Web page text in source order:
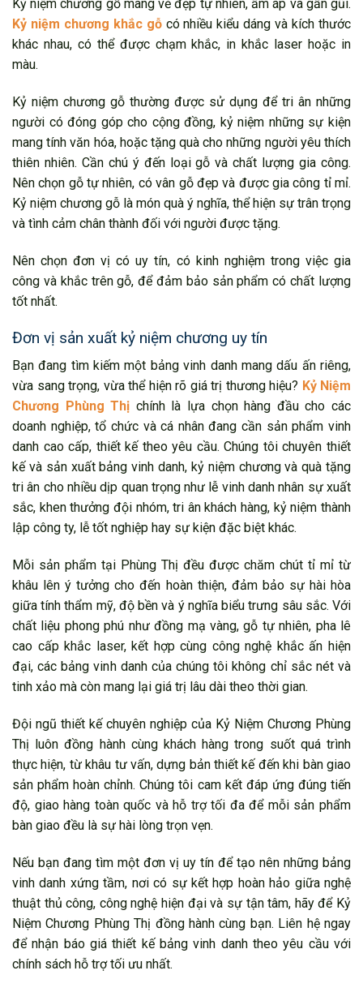
Kỷ niệm chương gỗ mang vẻ đẹp tự nhiên, ấm áp và gần gũi.
Kỷ niệm chương khắc gỗcó nhiều kiểu dáng và kích thước
khác nhau, có thể được chạm khắc, in khắc laser hoặc in
màu.
Kỷ niệm chương gỗ thường được sử dụng để tri ân những
người có đóng góp cho cộng đồng, kỷ niệm những sự kiện
mang tính văn hóa, hoặc tặng quà cho những người yêu thích
thiên nhiên. Cần chú ý đến loại gỗ và chất lượng gia công.
Nên chọn gỗ tự nhiên, có vân gỗ đẹp và được gia công tỉ mỉ.
Kỷ niệm chương gỗ là món quà ý nghĩa, thể hiện sự trân trọng
và tình cảm chân thành đối với người được tặng.
Nên chọn đơn vị có uy tín, có kinh nghiệm trong việc gia
công và khắc trên gỗ, để đảm bảo sản phẩm có chất lượng
tốt nhất.
Đơn vị sản xuất kỷ niệm chương uy tín
Bạn đang tìm kiếm một bảng vinh danh mang dấu ấn riêng,
vừa sang trọng, vừa thể hiện rõ giá trị thương hiệu? Kỷ Niệm
Chương Phùng Thị chính là lựa chọn hàng đầu cho các
doanh nghiệp, tổ chức và cá nhân đang cần sản phẩm vinh
danh cao cấp, thiết kế theo yêu cầu. Chúng tôi chuyên thiết
kế và sản xuất bảng vinh danh, kỷ niệm chương và quà tặng
tri ân cho nhiều dịp quan trọng như lễ vinh danh nhân sự xuất
sắc, khen thưởng đội nhóm, tri ân khách hàng, kỷ niệm thành
lập công ty, lễ tốt nghiệp hay sự kiện đặc biệt khác.
Mỗi sản phẩm tại Phùng Thị đều được chăm chút tỉ mỉ từ
khâu lên ý tưởng cho đến hoàn thiện, đảm bảo sự hài hòa
giữa tính thẩm mỹ, độ bền và ý nghĩa biểu trưng sâu sắc. Với
chất liệu phong phú như đồng mạ vàng, gỗ tự nhiên, pha lê
cao cấp khắc laser, kết hợp cùng công nghệ khắc ấn hiện
đại, các bảng vinh danh của chúng tôi không chỉ sắc nét và
tinh xảo mà còn mang lại giá trị lâu dài theo thời gian.
Đội ngũ thiết kế chuyên nghiệp của Kỷ Niệm Chương Phùng
Thị luôn đồng hành cùng khách hàng trong suốt quá trình
thực hiện, từ khâu tư vấn, dựng bản thiết kế đến khi bàn giao
sản phẩm hoàn chỉnh. Chúng tôi cam kết đáp ứng đúng tiến
độ, giao hàng toàn quốc và hỗ trợ tối đa để mỗi sản phẩm
bàn giao đều là sự hài lòng trọn vẹn.
Nếu bạn đang tìm một đơn vị uy tín để tạo nên những bảng
vinh danh xứng tầm, nơi có sự kết hợp hoàn hảo giữa nghệ
thuật thủ công, công nghệ hiện đại và sự tận tâm, hãy để Kỷ
Niệm Chương Phùng Thị đồng hành cùng bạn. Liên hệ ngay
để nhận báo giá thiết kế bảng vinh danh theo yêu cầu với
chính sách hỗ trợ tối ưu nhất.